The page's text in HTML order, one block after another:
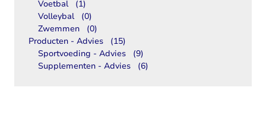
Voetbal
(1)
Volleybal
(0)
Zwemmen
(0)
Producten - Advies
(15)
Sportvoeding - Advies
(9)
Supplementen - Advies
(6)